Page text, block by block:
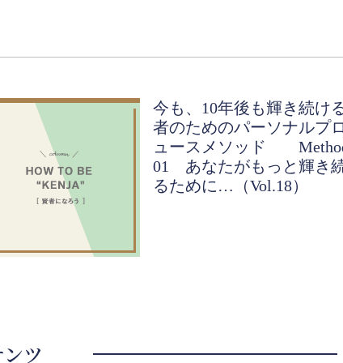
今も、10年後も輝き続け
者のためのパーソナルプ
ュースメソッド
01 あなたがもっと輝き
るために…（Vol.18）
ツ